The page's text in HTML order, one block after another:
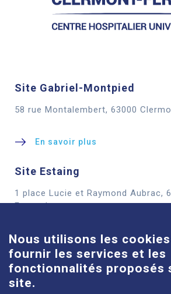
Site Gabriel-Montpied
58 rue Montalembert, 63000
En savoir plus
Site Estaing
1 place Lucie et Raymond Aubrac,
Ferrand
En savoir plus
Site Louise-Michel
61 route de Châteaugay, 63118
Nous utilisons les
fournir les services et les
fonctionnalités proposés
site.